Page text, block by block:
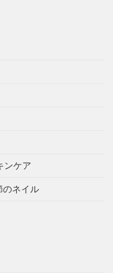
ンケア
のネイル